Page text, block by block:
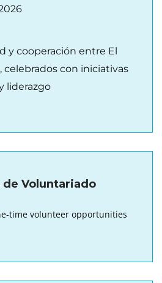
y cooperación entre El
celebrados con iniciativas
liderazgo
Voluntariado
time volunteer opportunities